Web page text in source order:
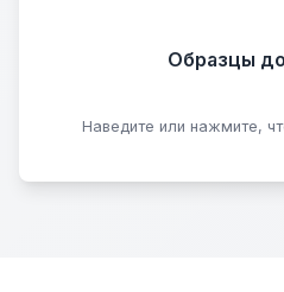
Образцы
Наведите или нажмите,
Скачать